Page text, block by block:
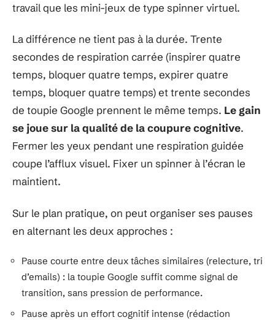
travail que les mini-jeux de type spinner virtuel.
La différence ne tient pas à la durée. Trente
secondes de respiration carrée (inspirer quatre
temps, bloquer quatre temps, expirer quatre
temps, bloquer quatre temps) et trente secondes
de toupie Google prennent le même temps. Le gain
se joue sur la qualité de la coupure cognitive.
Fermer les yeux pendant une respiration guidée
coupe l’afflux visuel. Fixer un spinner à l’écran le
maintient.
Sur le plan pratique, on peut organiser ses pauses
en alternant les deux approches :
Pause courte entre deux tâches similaires (relecture, tri
d’emails) : la toupie Google suffit comme signal de
transition, sans pression de performance.
Pause après un effort cognitif intense (rédaction